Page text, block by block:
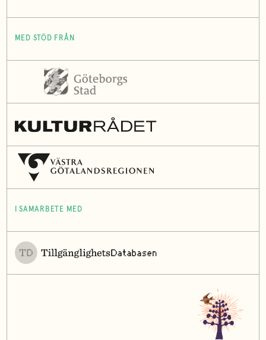
MED STÖD FRÅN
I SAMARBETE MED